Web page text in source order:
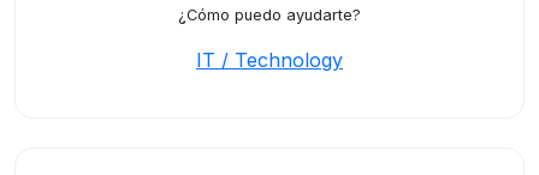
¿Cómo puedo ayudarte?
IT / Technology